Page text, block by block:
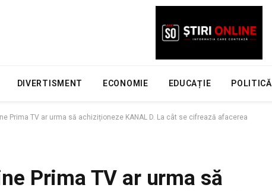
DIVERTISMENT ECONOMIE EDUCAȚIE POLITICĂ
Prima TV ar urma să achiziționeze KANAL D. La cât se cifrează afacerea
Prima TV ar urma să